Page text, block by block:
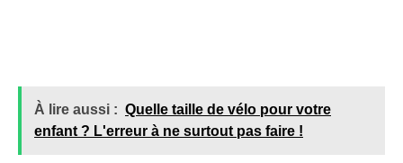
À lire aussi : Quelle taille de vélo pour votre
enfant ? L'erreur à ne surtout pas faire !